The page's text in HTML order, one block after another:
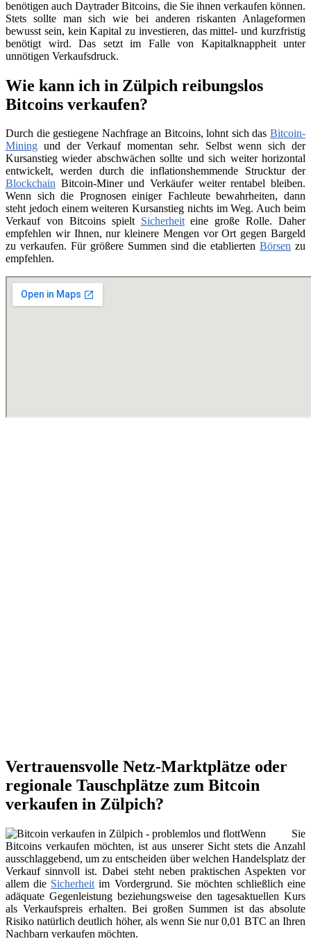
benötigen auch Daytrader Bitcoins, die Sie ihnen verkaufen können.
Stets sollte man sich wie bei anderen riskanten Anlageformen
bewusst sein, kein Kapital zu investieren, das mittel- und kurzfristig
benötigt wird. Das setzt im Falle von Kapitalknappheit unter
unnötigen Verkaufsdruck.
Wie kann ich in Zülpich reibungslos
Bitcoins verkaufen?
Durch die gestiegene Nachfrage an Bitcoins, lohnt sich das Bitcoin-
Mining und der Verkauf momentan sehr. Selbst wenn sich der
Kursanstieg wieder abschwächen sollte und sich weiter horizontal
entwickelt, werden durch die inflationshemmende Strucktur der
Blockchain Bitcoin-Miner und Verkäufer weiter rentabel bleiben.
Wenn sich die Prognosen einiger Fachleute bewahrheiten, dann
steht jedoch einem weiteren Kursanstieg nichts im Weg. Auch beim
Verkauf von Bitcoins spielt Sicherheiteine große Rolle. Daher
empfehlen wir Ihnen, nur kleinere Mengen vor Ort gegen Bargeld
zu verkaufen. Für größere Summen sind die etablierten Börsen zu
empfehlen.
Vertrauensvolle Netz-Marktplätze oder
regionale Tauschplätze zum Bitcoin
verkaufen in Zülpich?
Wenn Sie
Bitcoins verkaufen möchten, ist aus unserer Sicht stets die Anzahl
ausschlaggebend, um zu entscheiden über welchen Handelsplatz der
Verkauf sinnvoll ist. Dabei steht neben praktischen Aspekten vor
allem die Sicherheit im Vordergrund. Sie möchten schließlich eine
adäquate Gegenleistung beziehungsweise den tagesaktuellen Kurs
als Verkaufspreis erhalten. Bei großen Summen ist das absolute
Risiko natürlich deutlich höher, als wenn Sie nur 0,01 BTC an Ihren
Nachbarn verkaufen möchten.